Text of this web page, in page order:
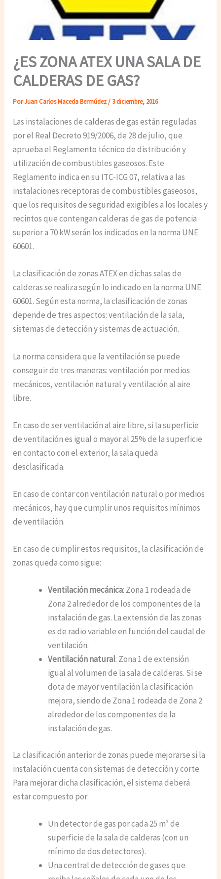
¿ES ZONA ATEX UNA SALA DE
CALDERAS DE GAS?
PorJuan Carlos Maceda Bermúdez/ 3 diciembre, 2016
Las instalaciones de calderas de gas están reguladas
por el Real Decreto 919/2006, de 28 de julio, que
aprueba el Reglamento técnico de distribución y
utilización de combustibles gaseosos. Este
Reglamento indica en su ITC-ICG 07, relativa a las
instalaciones receptoras de combustibles gaseosos,
que los requisitos de seguridad exigibles a los locales y
recintos que contengan calderas de gas de potencia
superior a 70 kW serán los indicados en la norma UNE
60601.
La clasificación de zonas ATEX en dichas salas de
calderas se realiza según lo indicado en la norma UNE
60601. Según esta norma, la clasificación de zonas
depende de tres aspectos: ventilación de la sala,
sistemas de detección y sistemas de actuación.
La norma considera que la ventilación se puede
conseguir de tres maneras: ventilación por medios
mecánicos, ventilación natural y ventilación al aire
libre.
En caso de ser ventilación al aire libre, si la superficie
de ventilación es igual o mayor al 25% de la superficie
en contacto con el exterior, la sala queda
desclasificada.
En caso de contar con ventilación natural o por medios
mecánicos, hay que cumplir unos requisitos mínimos
de ventilación.
En caso de cumplir estos requisitos, la clasificación de
zonas queda como sigue:
Ventilación mecánica: Zona 1 rodeada de
Zona 2 alrededor de los componentes de la
instalación de gas. La extensión de las zonas
es de radio variable en función del caudal de
ventilación.
Ventilación natural: Zona 1 de extensión
igual al volumen de la sala de calderas. Si se
dota de mayor ventilación la clasificación
mejora, siendo de Zona 1 rodeada de Zona 2
alrededor de los componentes de la
instalación de gas.
La clasificación anterior de zonas puede mejorarse si la
instalación cuenta con sistemas de detección y corte.
Para mejorar dicha clasificación, el sistema deberá
estar compuesto por:
Un detector de gas por cada 25 m² de
superficie de la sala de calderas (con un
mínimo de dos detectores).
Una central de detección de gases que